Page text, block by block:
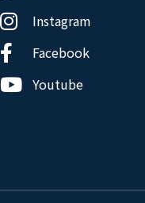
Instagram
Facebook
Youtube